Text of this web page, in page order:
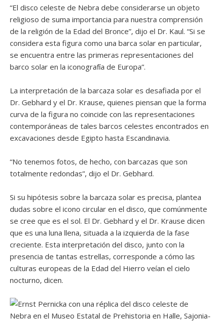
“El disco celeste de Nebra debe considerarse un objeto
religioso de suma importancia para nuestra comprensión
de la religión de la Edad del Bronce”, dijo el Dr. Kaul. “Si se
considera esta figura como una barca solar en particular,
se encuentra entre las primeras representaciones del
barco solar en la iconografía de Europa”.
La interpretación de la barcaza solar es desafiada por el
Dr. Gebhard y el Dr. Krause, quienes piensan que la forma
curva de la figura no coincide con las representaciones
contemporáneas de tales barcos celestes encontrados en
excavaciones desde Egipto hasta Escandinavia.
“No tenemos fotos, de hecho, con barcazas que son
totalmente redondas”, dijo el Dr. Gebhard.
Si su hipótesis sobre la barcaza solar es precisa, plantea
dudas sobre el icono circular en el disco, que comúnmente
se cree que es el sol. El Dr. Gebhard y el Dr. Krause dicen
que es una luna llena, situada a la izquierda de la fase
creciente. Esta interpretación del disco, junto con la
presencia de tantas estrellas, corresponde a cómo las
culturas europeas de la Edad del Hierro veían el cielo
nocturno, dicen.